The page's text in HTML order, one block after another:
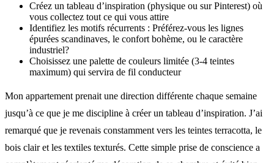
Créez un tableau d’inspiration (physique ou sur Pinterest) où
vous collectez tout ce qui vous attire
Identifiez les motifs récurrents : Préférez-vous les lignes
épurées scandinaves, le confort bohème, ou le caractère
industriel?
Choisissez une palette de couleurs limitée (3-4 teintes
maximum) qui servira de fil conducteur
Mon appartement prenait une direction différente chaque semaine
jusqu’à ce que je me discipline à créer un tableau d’inspiration. J’ai
remarqué que je revenais constamment vers les teintes terracotta, le
bois clair et les textiles texturés. Cette simple prise de conscience a